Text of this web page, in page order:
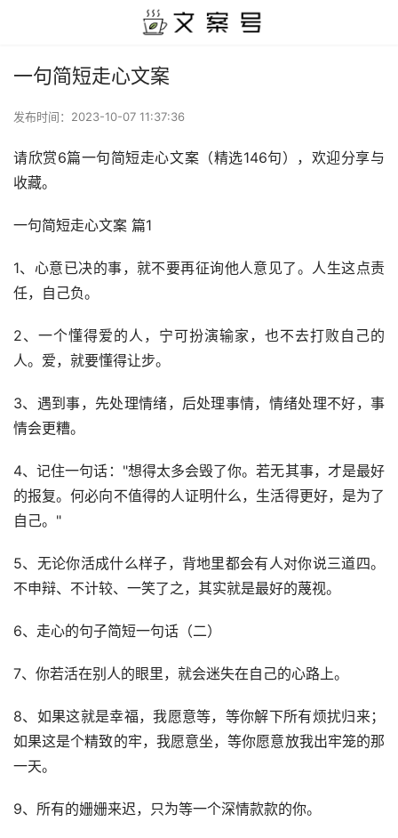
一句简短走心文案
发布时间： 2023-10-07 11:37:36
请欣赏6篇一句简短走心文案（精选146句），欢迎分享与
收藏。
一句简短走心文案 篇1
1、心意已决的事，就不要再征询他人意见了。人生这点责
任，自己负。
2、一个懂得爱的人，宁可扮演输家，也不去打败自己的
人。爱，就要懂得让步。
3、遇到事，先处理情绪，后处理事情，情绪处理不好，事
情会更糟。
4、记住一句话："想得太多会毁了你。若无其事，才是最好
的报复。何必向不值得的人证明什么，生活得更好，是为了
自己。"
5、无论你活成什么样子，背地里都会有人对你说三道四。
不申辩、不计较、一笑了之，其实就是最好的蔑视。
6、走心的句子简短一句话（二）
7、你若活在别人的眼里，就会迷失在自己的心路上。
8、如果这就是幸福，我愿意等，等你解下所有烦扰归来；
如果这是个精致的牢，我愿意坐，等你愿意放我出牢笼的那
一天。
9、所有的姗姗来迟，只为等一个深情款款的你。